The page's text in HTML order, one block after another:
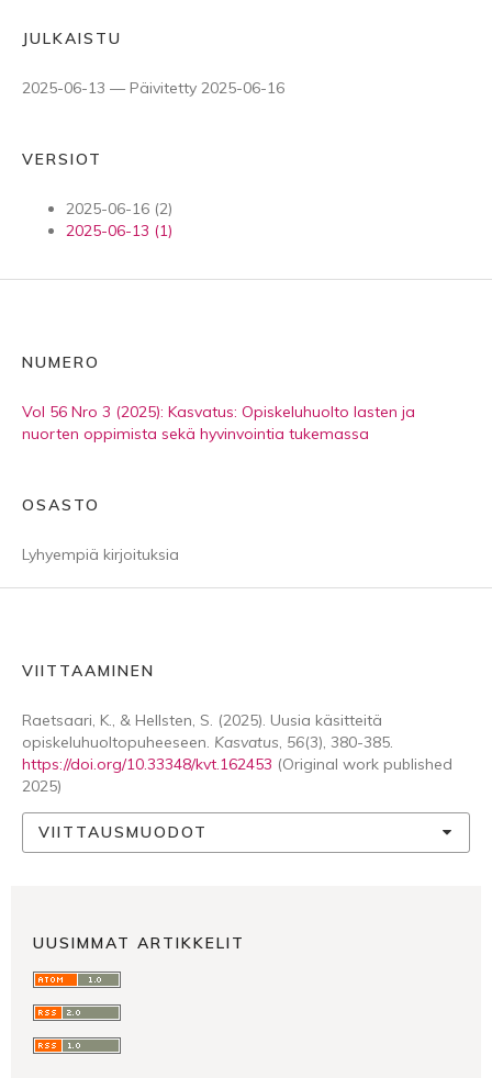
JULKAISTU
2025-06-13 — Päivitetty 2025-06-16
VERSIOT
2025-06-16 (2)
2025-06-13 (1)
NUMERO
Vol 56 Nro 3 (2025): Kasvatus: Opiskeluhuolto lasten ja
nuorten oppimista sekä hyvinvointia tukemassa
OSASTO
Lyhyempiä kirjoituksia
VIITTAAMINEN
Raetsaari, K., & Hellsten, S. (2025). Uusia käsitteitä
opiskeluhuoltopuheeseen. Kasvatus, 56(3), 380-385.
https://doi.org/10.33348/kvt.162453 (Original work published
2025)
VIITTAUSMUODOT
UUSIMMAT ARTIKKELIT